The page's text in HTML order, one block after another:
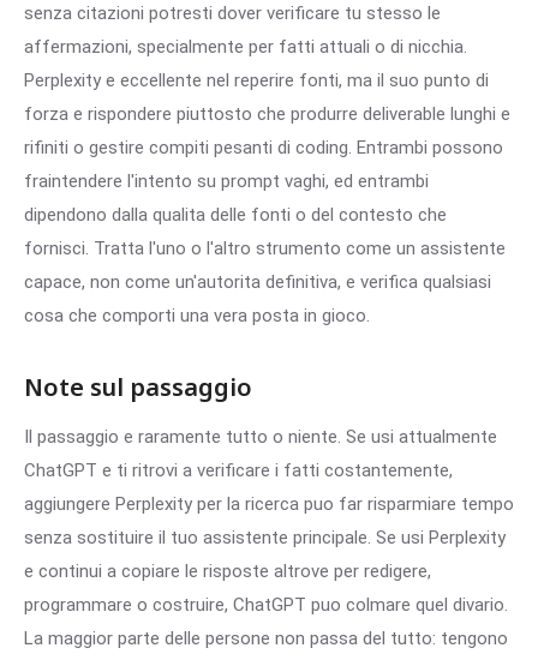
senza citazioni potresti dover verificare tu stesso le
affermazioni, specialmente per fatti attuali o di nicchia.
Perplexity e eccellente nel reperire fonti, ma il suo punto di
forza e rispondere piuttosto che produrre deliverable lunghi e
rifiniti o gestire compiti pesanti di coding. Entrambi possono
fraintendere l'intento su prompt vaghi, ed entrambi
dipendono dalla qualita delle fonti o del contesto che
fornisci. Tratta l'uno o l'altro strumento come un assistente
capace, non come un'autorita definitiva, e verifica qualsiasi
cosa che comporti una vera posta in gioco.
Note sul passaggio
Il passaggio e raramente tutto o niente. Se usi attualmente
ChatGPT e ti ritrovi a verificare i fatti costantemente,
aggiungere Perplexity per la ricerca puo far risparmiare tempo
senza sostituire il tuo assistente principale. Se usi Perplexity
e continui a copiare le risposte altrove per redigere,
programmare o costruire, ChatGPT puo colmare quel divario.
La maggior parte delle persone non passa del tutto: tengono